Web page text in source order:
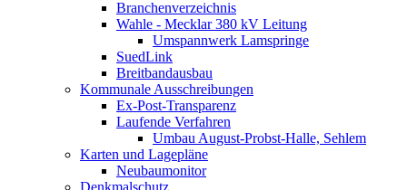
Branchenverzeichnis
Wahle - Mecklar 380 kV Leitung
Umspannwerk Lamspringe
SuedLink
Breitbandausbau
Kommunale Ausschreibungen
Ex-Post-Transparenz
Laufende Verfahren
Umbau August-Probst-Halle, Sehlem
Karten und Lagepläne
Neubaumonitor